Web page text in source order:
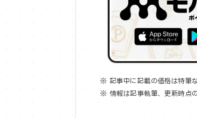
※ 記事中に記載の価格は特筆
※ 情報は記事執筆、更新時点の